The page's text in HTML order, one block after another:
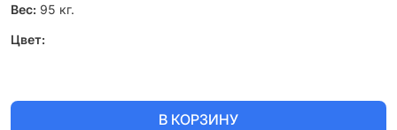
Вес: 95 кг.
Цвет:
В КОРЗИНУ